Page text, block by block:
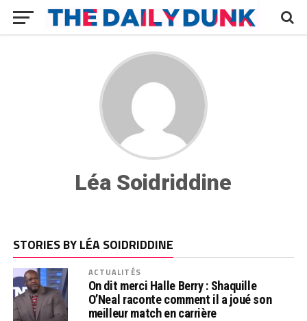
Léa Soidriddine
STORIES BY LÉA SOIDRIDDINE
ACTUALITÉS
On dit merci Halle Berry : Shaquille
O’Neal raconte comment il a joué son
meilleur match en carrière